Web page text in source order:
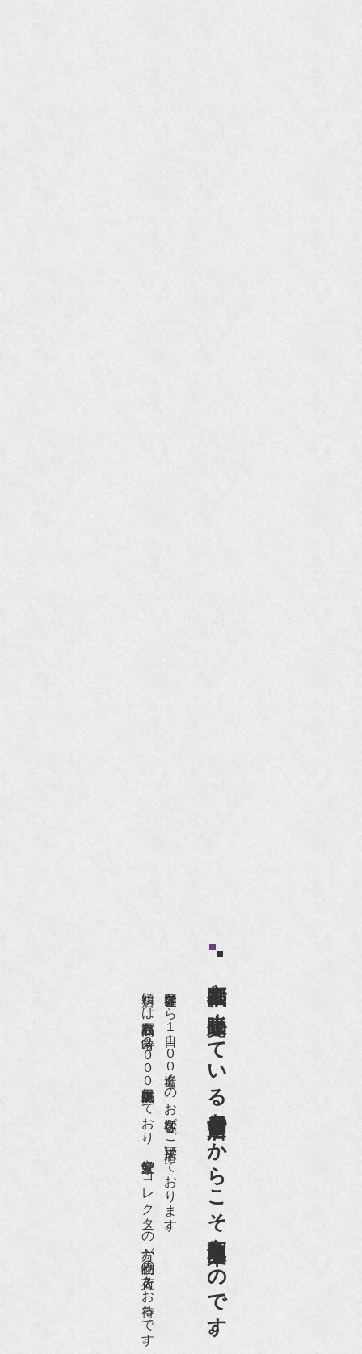
京都祇園で小売販売している
老舗骨董店だからこそ高価買取出来るのです。
世界各国から１日１００名近くのお客様がご来店頂いております。
店頭には買取商品を常時２０００点以上展示販売しており、
愛好家やコレクターの方が品物の入荷をお待ちです。